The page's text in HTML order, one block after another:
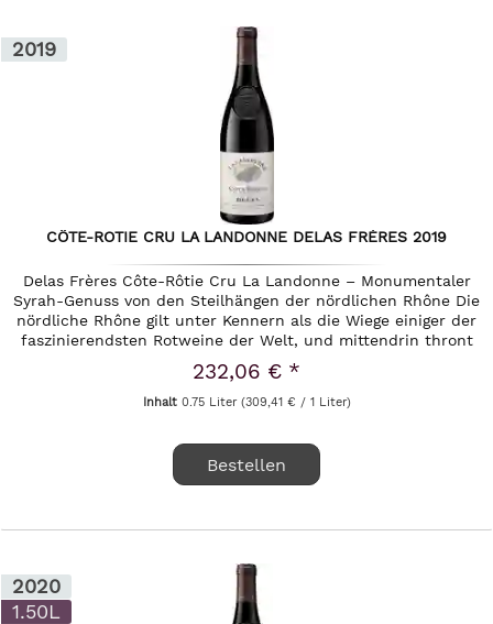
2019
CÔTE-ROTIE CRU LA LANDONNE DELAS FRÈRES 2019
Delas Frères Côte-Rôtie Cru La Landonne – Monumentaler
Syrah-Genuss von den Steilhängen der nördlichen Rhône Die
nördliche Rhône gilt unter Kennern als die Wiege einiger der
faszinierendsten Rotweine der Welt, und mittendrin thront
das...
232,06 € *
Inhalt 0.75 Liter (309,41 € / 1 Liter)
Bestellen
2020
1.50L